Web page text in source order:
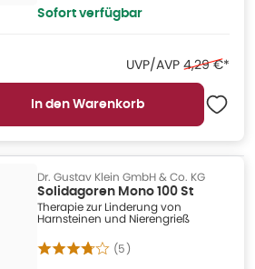
Sofort verfügbar
UVP/AVP Ehemaliger
4,29 €*
In den Warenkorb
Dr. Gustav Klein GmbH & Co. KG
Solidagoren Mono 100 St
Therapie zur Linderung von
Harnsteinen und Nierengrieß
(5)